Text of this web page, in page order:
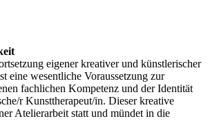
eigener kreativer und künstlerischer
eine wesentliche Voraussetzung zur
fachlichen Kompetenz und der Identität
r Kunsttherapeut/in. Dieser kreative
Atelierarbeit statt und mündet in die